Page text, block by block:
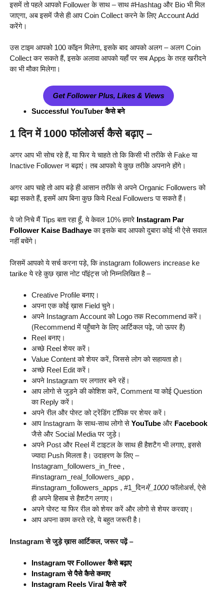
इसमें तो पहले आपको Follower के साथ – साथ #Hashtag और Bio भी मिल
जाएगा, अब इसमें जैसे ही आप Coin Collect करने के लिए Account Add
करेंगे।
उस टाइम आपको 100 कॉइन मिलेगा, इसके बाद आपको अलग – अलग Coin
Collect कर सकते हैं, इसके अलावा आपको यहाँ पर सब Apps के तरह खरीदने
का भी मौका मिलेगा।
Get Follower Plus, Likes & Views
Successful YouTuber कैसे बने
1 दिन में 1000 फॉलोअर्स कैसे बढ़ाए –
अगर आप भी सोच रहे हैं, या फिर ये चाहते तो कि किसी भी तरीके से Fake या
Inactive Follower न बढ़ाएं। तब आपको ये कुछ तरीके अपनाने होंगे।
अगर आप चाहे तो आप बड़े ही आसान तरीके से अपने Organic Followers को
बढ़ा सकते हैं, इसमें आप बिना कुछ किये Real Followers पा सकते हैं।
ये जो निचे मैं Tips बता रहा हूँ, ये केवल 10% हमारे Instagram Par
Follower Kaise Badhayeका इसके बाद आपको दुबारा कोई भी ऐसे सवाल
नहीं बचेंगे।
जिसमें आपको ये सर्च करना पड़े, कि instagram followers increase ke
tarike ये रहे कुछ ख़ास नोट पॉइंट्स जो निम्नलिखित है –
Creative Profile बनाए।
अपना एक कोई ख़ास Field चुने।
अपने Instagram Account को Logo तक Recommend करें।
(Recommend में पहुँचाने के लिए आर्टिकल पढ़े, जो ऊपर है)
Reel बनाए।
अच्छे Reel शेयर करें।
Value Content को शेयर करें, जिससे लोग को सहायता हो।
अच्छे Reel Edit करें।
अपने Instagram पर लगातर बने रहें।
आप लोगो से जुड़ने की कोशिश करें, Comment या कोई Question
का Reply करें।
अपने रील और पोस्ट को ट्रेंडिंग टॉपिक पर शेयर करें।
आप Instagram के साथ-साथ लोगो सेYouTube और Facebook
जैसे और Social Media पर जुड़े।
अपने Post और Reel में टाइटल के साथ ही हैशटैग भी लगाए, इससे
ज्यादा Push मिलता है। उदाहरण के लिए –
Instagram_followers_in_free ,
#instagram_real_followers_app ,
#instagram_followers_apps , #1_दिनमें_1000फॉलोअर्स, ऐसे
ही अपने हिसाब से हैशटैग लगाए।
अपने पोस्ट या फिर रील को शेयर करें और लोगो से शेयर करवाए।
आप अपना काम करते रहे, ये बहुत जरूरी है।
Instagram से जुड़े ख़ास आर्टिकल, जरूर पढ़ें –
Instagram पर Follower कैसे बढ़ाए
Instagram से पैसे कैसे कमाए
Instagram Reels Viral कैसे करें